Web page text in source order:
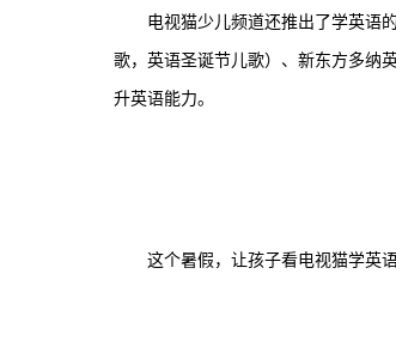
电视猫少儿频道还推出了学英语
歌，英语圣诞节儿歌）、新东方多纳
升英语能力。
这个暑假，让孩子看电视猫学英